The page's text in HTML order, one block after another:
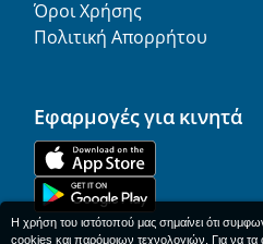
Όροι Χρήσης
Πολιτική Απορρήτου
Εφαρμογές για κινητά
Η χρήση του ιστότοπού μας σημαίνει ότι
cookies και παρόμοιων τεχνολογιών. Για να τα